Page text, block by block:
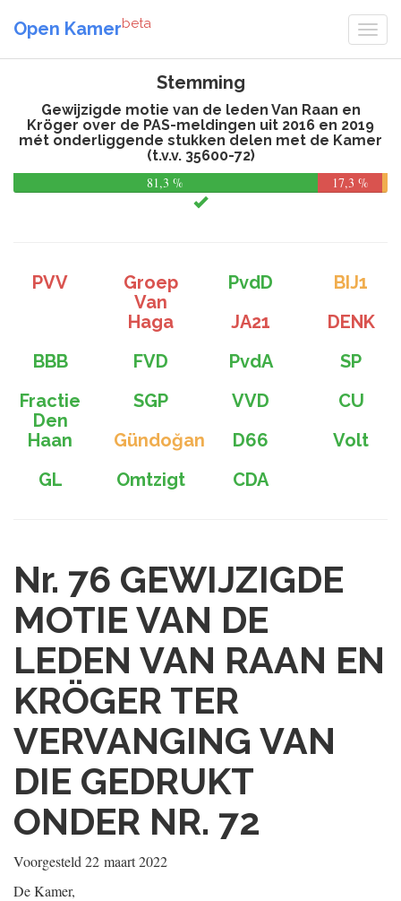
Open Kamerbeta
Stemming
Gewijzigde motie van de leden Van Raan en
Kröger over de PAS-meldingen uit 2016 en 2019
mét onderliggende stukken delen met de Kamer
(t.v.v. 35600-72)
81,3 %
17,3 %
PVV
Groep
Van
Haga
PvdD
BIJ1
JA21
DENK
BBB
FVD PvdA
SP
Fractie
Den
Haan
SGP VVD
CU
Gündoğan
D66
Volt
GL
Omtzigt CDA
Nr. 76 GEWIJZIGDE
MOTIE VAN DE
LEDEN VAN RAAN EN
KRÖGER TER
VERVANGING VAN
DIE GEDRUKT
ONDER NR. 72
Voorgesteld 22 maart 2022
De Kamer,